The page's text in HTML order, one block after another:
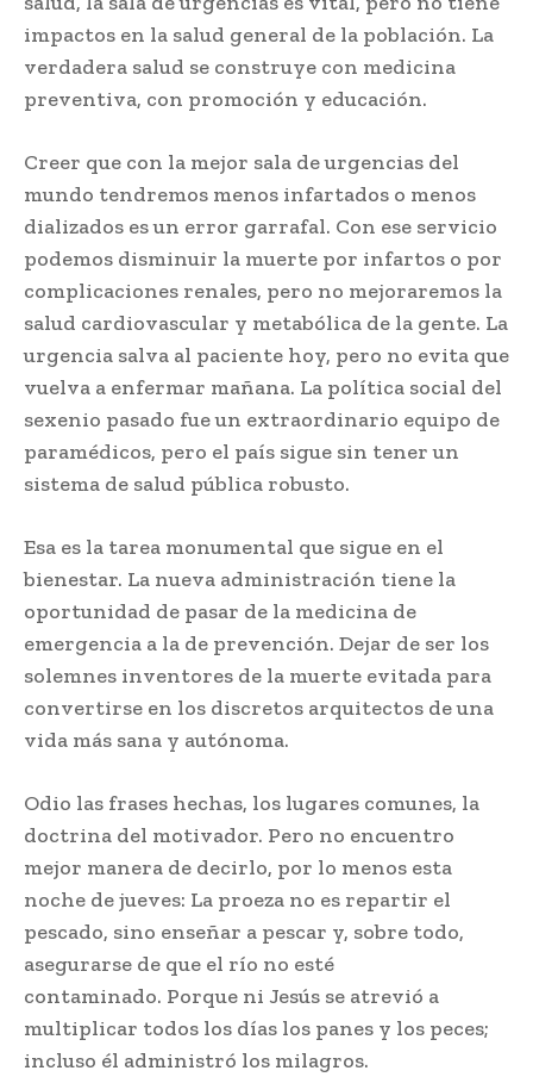
impactos en la salud general de la población. La
verdadera salud se construye con medicina
preventiva, con promoción y educación.
Creer que con la mejor sala de urgencias del
mundo tendremos menos infartados o menos
dializados es un error garrafal. Con ese servicio
podemos disminuir la muerte por infartos o por
complicaciones renales, pero no mejoraremos la
salud cardiovascular y metabólica de la gente. La
urgencia salva al paciente hoy, pero no evita que
vuelva a enfermar mañana. La política social del
sexenio pasado fue un extraordinario equipo de
paramédicos, pero el país sigue sin tener un
sistema de salud pública robusto.
Esa es la tarea monumental que sigue en el
bienestar. La nueva administración tiene la
oportunidad de pasar de la medicina de
emergencia a la de prevención. Dejar de ser los
solemnes inventores de la muerte evitada para
convertirse en los discretos arquitectos de una
vida más sana y autónoma.
Odio las frases hechas, los lugares comunes, la
doctrina del motivador. Pero no encuentro
mejor manera de decirlo, por lo menos esta
noche de jueves: La proeza no es repartir el
pescado, sino enseñar a pescar y, sobre todo,
asegurarse de que el río no esté
contaminado. Porque ni Jesús se atrevió a
multiplicar todos los días los panes y los peces;
incluso él administró los milagros.